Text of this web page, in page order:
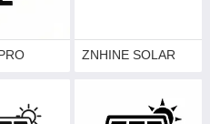
ZNHINE SOLAR